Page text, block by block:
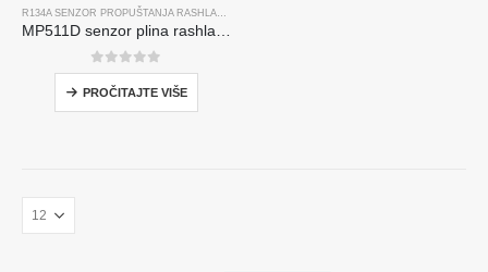
R134A SENZOR PROPUŠTANJA RASHLADNOG SREDSTVA
MP511D senzor plina rashladnog sredstva-senzor na bazi poluvodiča za otkrivanje propuštanja rashladnog sredstva
0od 5
PROČITAJTE VIŠE